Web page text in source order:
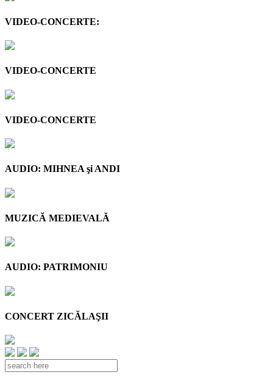
VIDEO-CONCERTE:
VIDEO-CONCERTE
VIDEO-CONCERTE
AUDIO: MIHNEA şi ANDI
MUZICĂ MEDIEVALĂ
AUDIO: PATRIMONIU
CONCERT ZICĂLAŞII